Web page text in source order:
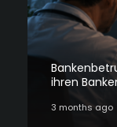
ihren
3 months ago